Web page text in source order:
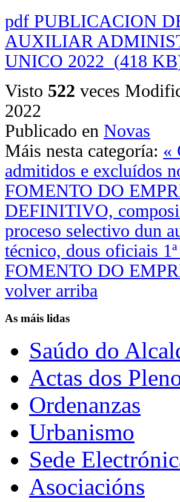
pdf PUBLICACION
AUXILIAR
UNICO 2022 (418 KB
Visto 522 veces
2022
Publicado en Novas
Máis nesta categoría: «
admitidos e excluídos
FOMENTO DO
DEFINITIVO,
proceso selectivo dun
técnico, dous oficiais
FOMENTO DO
volver arriba
As máis lidas
Saúdo do
Actas dos
Ordenanzas
Urbanismo
Sede
Asociacións